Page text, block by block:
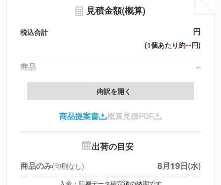
見積金額(概算)
税込合計 円
(1個あたり約--円)
商品
--
送料
※北海道・沖縄・離島 別途
※上記小計は税別です
内訳を開く
商品提案書 概算見積PDF
出荷の目安
商品のみ(印刷なし) 8月19日(水)